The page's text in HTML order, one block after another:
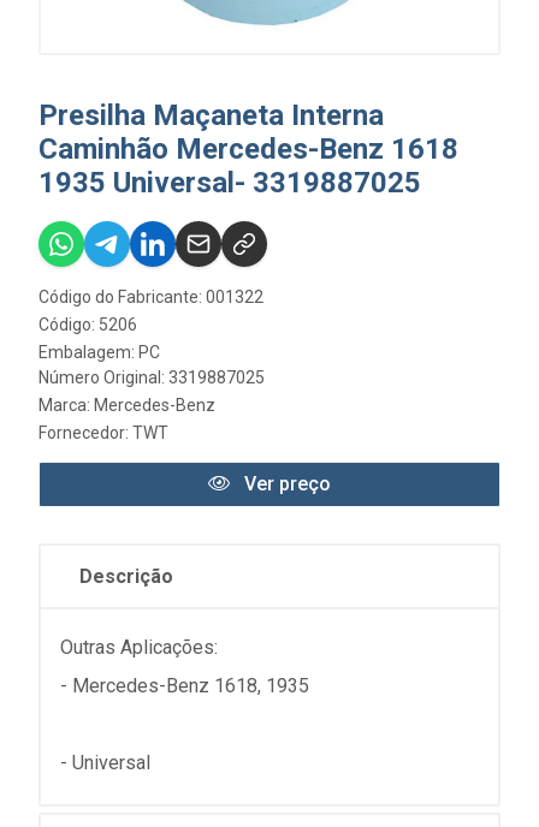
Presilha Maçaneta Interna
Caminhão Mercedes-Benz 1618
1935 Universal- 3319887025
Código do Fabricante: 001322
Código: 5206
Embalagem: PC
Número Original: 3319887025
Marca: Mercedes-Benz
Fornecedor: TWT
Ver preço
Descrição
Outras Aplicações:
- Mercedes-Benz 1618, 1935
- Universal